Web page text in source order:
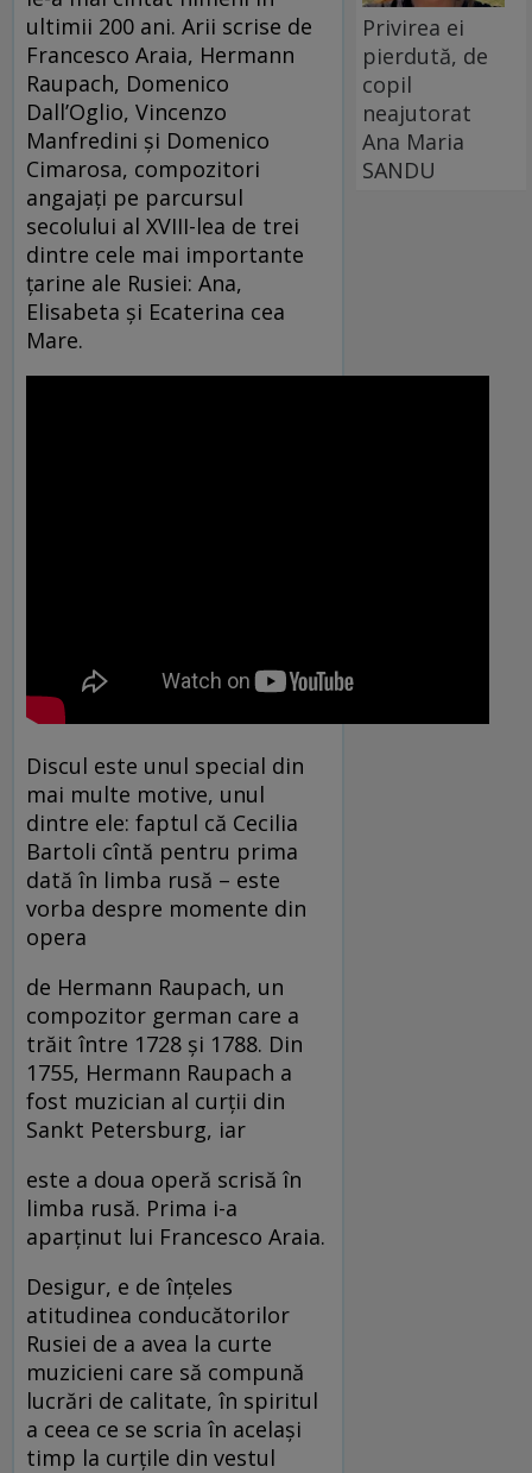
ultimii 200 ani. Arii scrise de
Francesco Araia, Hermann
Raupach, Domenico
Dall’Oglio, Vincenzo
Manfredini şi Domenico
Cimarosa, compozitori
angajaţi pe parcursul
secolului al XVIII-lea de trei
dintre cele mai importante
ţarine ale Rusiei: Ana,
Elisabeta şi Ecaterina cea
Mare.
Discul este unul special din
mai multe motive, unul
dintre ele: faptul că Cecilia
Bartoli cîntă pentru prima
dată în limba rusă – este
vorba despre momente din
opera
de Hermann Raupach, un
compozitor german care a
trăit între 1728 şi 1788. Din
1755, Hermann Raupach a
fost muzician al curţii din
Sankt Petersburg, iar
este a doua operă scrisă în
limba rusă. Prima i-a
aparţinut lui Francesco Araia.
Desigur, e de înţeles
atitudinea conducătorilor
Rusiei de a avea la curte
muzicieni care să compună
lucrări de calitate, în spiritul
a ceea ce se scria în acelaşi
timp la curţile din vestul
Privirea ei
pierdută, de
copil
neajutorat
Ana Maria
SANDU